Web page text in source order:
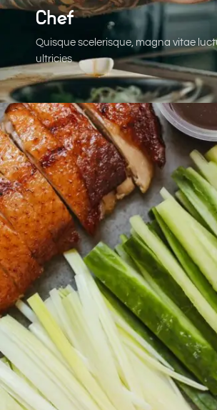
Chef
Quisque scelerisque, magna vitae
ultricies